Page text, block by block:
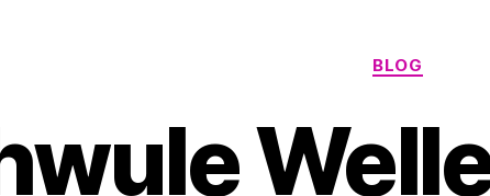
Kategorien
BLOG